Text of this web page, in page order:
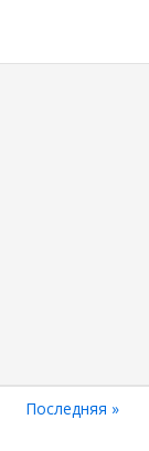
Последняя
Последняя »